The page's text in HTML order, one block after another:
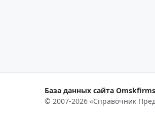
База данных сайта
© 2007-2026 «Справочник